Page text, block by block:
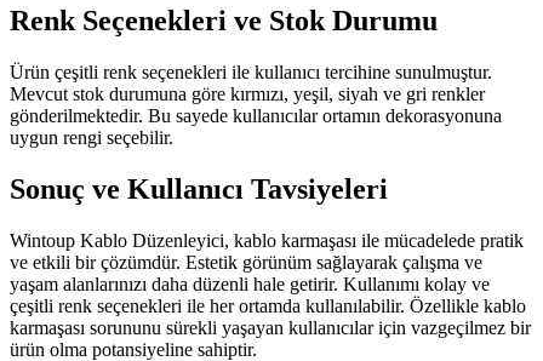
Renk Seçenekleri ve Stok Durumu
Ürün çeşitli renk seçenekleri ile kullanıcı tercihine sunulmuştur.
Mevcut stok durumuna göre kırmızı, yeşil, siyah ve gri renkler
gönderilmektedir. Bu sayede kullanıcılar ortamın dekorasyonuna
uygun rengi seçebilir.
Sonuç ve Kullanıcı Tavsiyeleri
Wintoup Kablo Düzenleyici, kablo karmaşası ile mücadelede pratik
ve etkili bir çözümdür. Estetik görünüm sağlayarak çalışma ve
yaşam alanlarınızı daha düzenli hale getirir. Kullanımı kolay ve
çeşitli renk seçenekleri ile her ortamda kullanılabilir. Özellikle kablo
karmaşası sorununu sürekli yaşayan kullanıcılar için vazgeçilmez bir
ürün olma potansiyeline sahiptir.